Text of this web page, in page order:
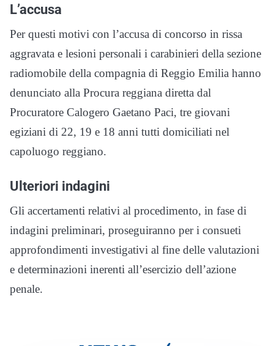
L’accusa
Per questi motivi con l’accusa di concorso in rissa
aggravata e lesioni personali i carabinieri della sezione
radiomobile della compagnia di Reggio Emilia hanno
denunciato alla Procura reggiana diretta dal
Procuratore Calogero Gaetano Paci, tre giovani
egiziani di 22, 19 e 18 anni tutti domiciliati nel
capoluogo reggiano.
Ulteriori indagini
Gli accertamenti relativi al procedimento, in fase di
indagini preliminari, proseguiranno per i consueti
approfondimenti investigativi al fine delle valutazioni
e determinazioni inerenti all’esercizio dell’azione
penale.